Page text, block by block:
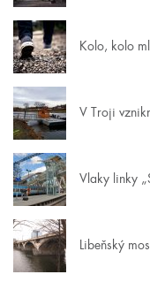
Kolo, kolo
V Troji
Vlaky linky
Libeňský